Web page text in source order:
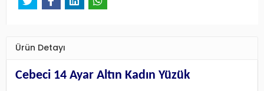
Ürün Detayı
Cebeci 14 Ayar Altın Kadın Yüzük